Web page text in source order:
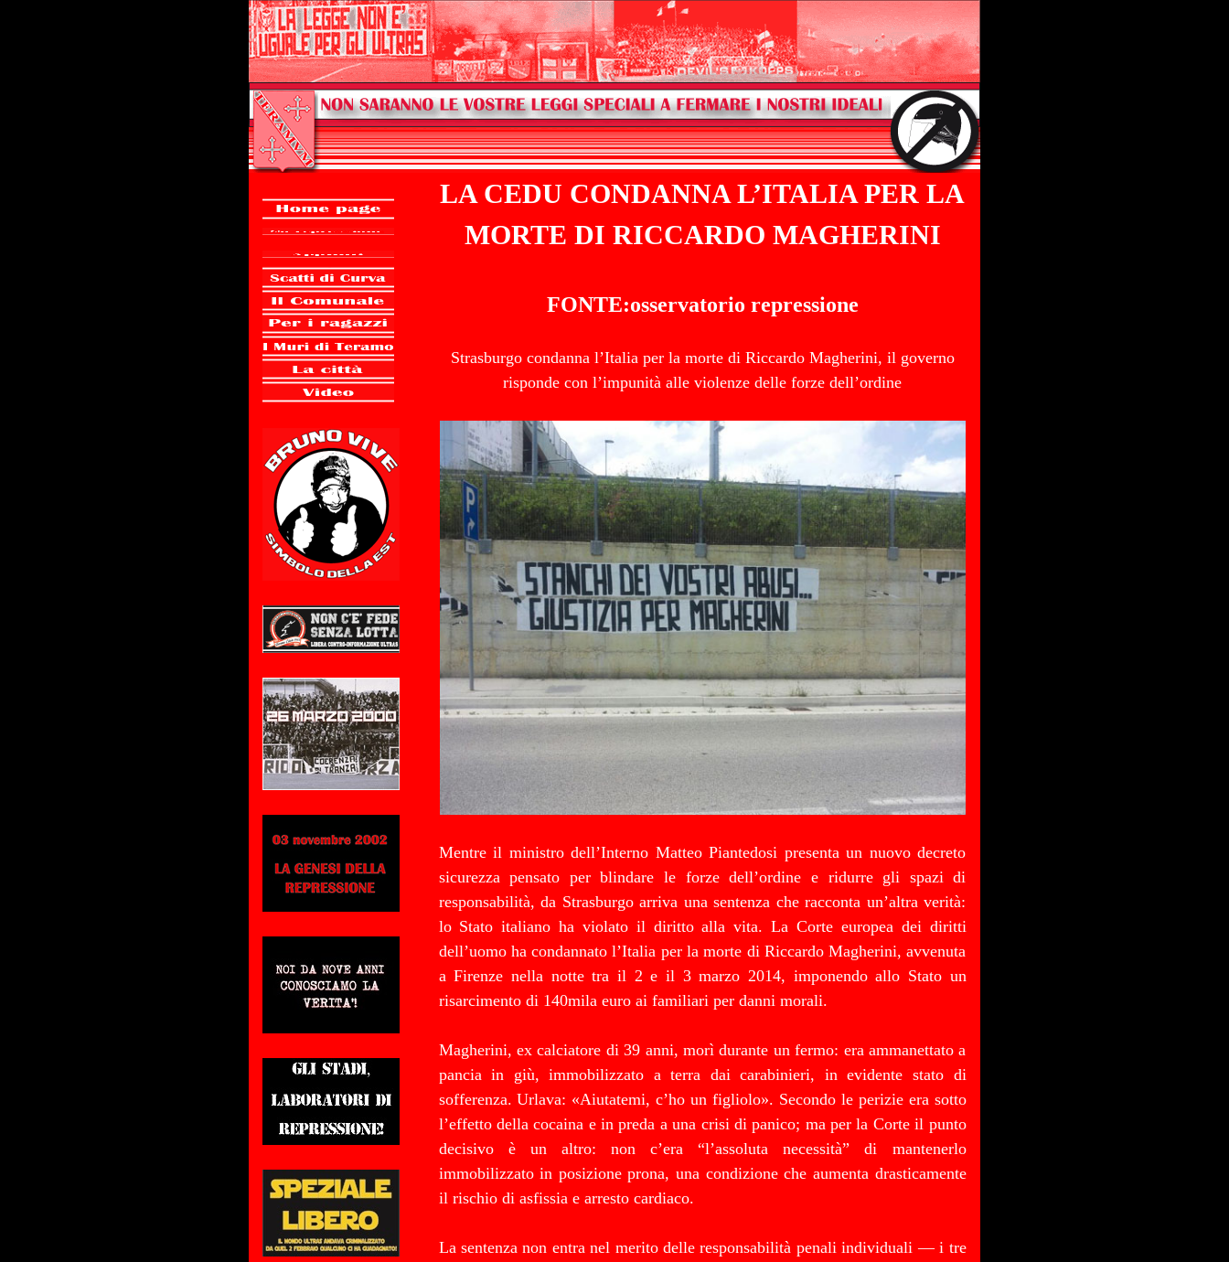
LA CEDU CONDANNA L’ITALIA PER LA
MORTE DI RICCARDO MAGHERINI
FONTE:osservatorio repressione
Strasburgo condanna l’Italia per la morte di Riccardo Magherini, il governo
risponde con l’impunità alle violenze delle forze dell’ordine
Mentre il ministro dell’Interno Matteo Piantedosi presenta un nuovo decreto
sicurezza pensato per blindare le forze dell’ordine e ridurre gli spazi di
responsabilità, da Strasburgo arriva una sentenza che racconta un’altra verità:
lo Stato italiano ha violato il diritto alla vita. La Corte europea dei diritti
dell’uomo ha condannato l’Italia per la morte di Riccardo Magherini, avvenuta
a Firenze nella notte tra il 2 e il 3 marzo 2014, imponendo allo Stato un
risarcimento di 140mila euro ai familiari per danni morali.
Magherini, ex calciatore di 39 anni, morì durante un fermo: era ammanettato a
pancia in giù, immobilizzato a terra dai carabinieri, in evidente stato di
sofferenza. Urlava: «Aiutatemi, c’ho un figliolo». Secondo le perizie era sotto
l’effetto della cocaina e in preda a una crisi di panico; ma per la Corte il punto
decisivo è un altro: non c’era “l’assoluta necessità” di mantenerlo
immobilizzato in posizione prona, una condizione che aumenta drasticamente
il rischio di asfissia e arresto cardiaco.
La sentenza non entra nel merito delle responsabilità penali individuali — i tre